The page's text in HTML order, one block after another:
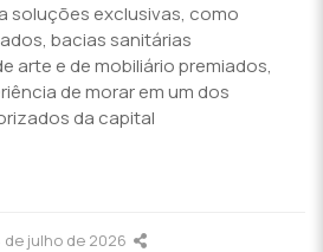
soluções exclusivas, como
bacias sanitárias
arte e de mobiliário premiados,
de morar em um dos
da capital
de julho de 2026